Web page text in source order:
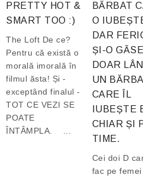
PRETTY HOT &
SMART TOO :)
The Loft De ce?
Pentru că există o
morală imorală în
filmul ăsta! Și -
exceptând finalul -
TOT CE VEZI SE
POATE
ÎNTÂMPLA. ...
BĂRBAT
O
DAR
ȘI-O
DOAR
UN
CARE ÎL
IUBEȘTE
CHIAR ȘI
TIME.
Cei doi D
fac pe femei